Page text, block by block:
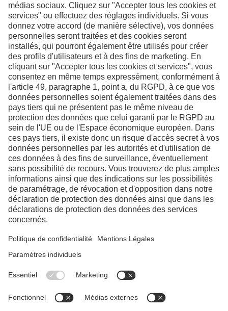
Contactez-nous pour
de plus amples
informations
Nous contacter
LinkedIn
Facebook